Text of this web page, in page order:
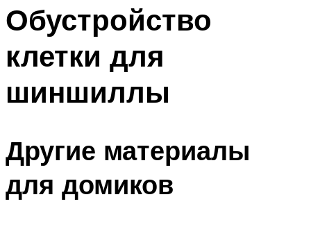
Обустройство
клетки для
шиншиллы
Другие материалы
для домиков